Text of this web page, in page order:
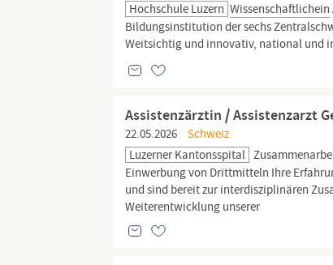
Hochschule Luzern Wissenschaftlichein
Bildungsinstitution der sechs
Weitsichtig und innovativ, national und
Assistenzärztin / Assistenzarzt
22.05.2026
Schweiz
Luzerner Kantonsspital
Einwerbung von Drittmitteln Ihre
und sind bereit zur interdisziplinären
Weiterentwicklung unserer